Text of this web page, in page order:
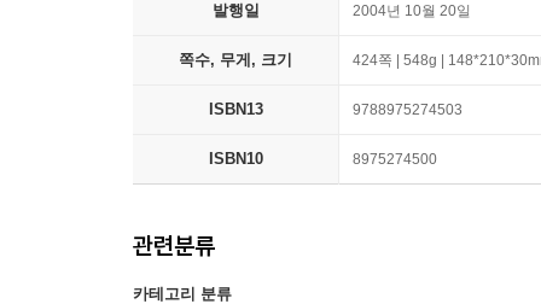
발행일 2004년 10월 20일
쪽수, 무게, 크기 424쪽 | 548g |
ISBN13 9788975274503
ISBN10 8975274500
관련분류
카테고리 분류